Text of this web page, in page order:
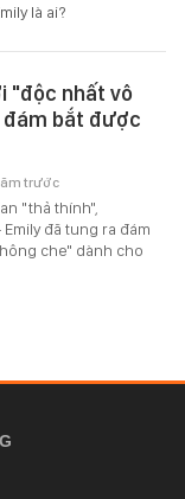
là ai?
"độc nhất vô
đám bắt được
"thả thính",
Emily đã tung ra đám
che" dành cho
trước